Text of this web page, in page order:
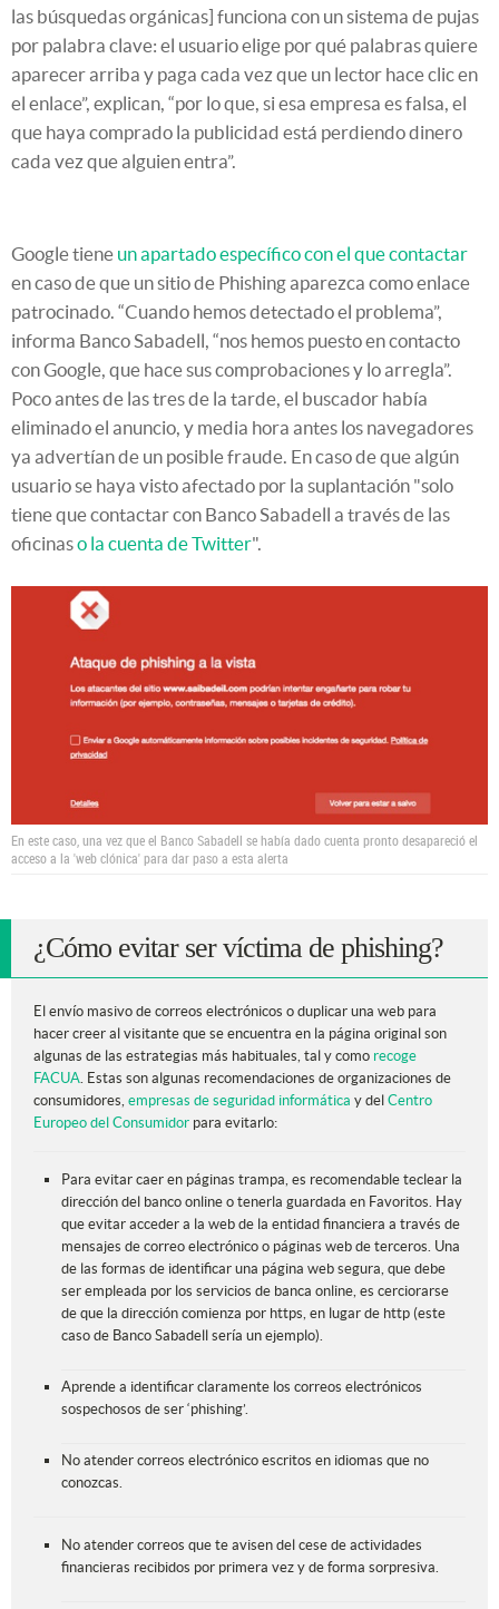
las búsquedas orgánicas] funciona con un sistema de pujas
por palabra clave: el usuario elige por qué palabras quiere
aparecer arriba y paga cada vez que un lector hace clic en
el enlace”, explican, “por lo que, si esa empresa es falsa, el
que haya comprado la publicidad está perdiendo dinero
cada vez que alguien entra”.
Google tiene un apartado específico con el que contactar
en caso de que un sitio de Phishing aparezca como enlace
patrocinado. “Cuando hemos detectado el problema”,
informa Banco Sabadell, “nos hemos puesto en contacto
con Google, que hace sus comprobaciones y lo arregla”.
Poco antes de las tres de la tarde, el buscador había
eliminado el anuncio, y media hora antes los navegadores
ya advertían de un posible fraude. En caso de que algún
usuario se haya visto afectado por la suplantación "solo
tiene que contactar con Banco Sabadell a través de las
oficinaso la cuenta de Twitter".
En este caso, una vez que el Banco Sabadell se había dado cuenta pronto desapareció el
acceso a la 'web clónica' para dar paso a esta alerta
¿Cómo evitar ser víctima de phishing?
El envío masivo de correos electrónicos o duplicar una web para
hacer creer al visitante que se encuentra en la página original son
algunas de las estrategias más habituales, tal y como recoge
FACUA. Estas son algunas recomendaciones de organizaciones de
consumidores, empresas de seguridad informática y del Centro
Europeo del Consumidor para evitarlo:
Para evitar caer en páginas trampa, es recomendable teclear la
dirección del banco online o tenerla guardada en Favoritos. Hay
que evitar acceder a la web de la entidad financiera a través de
mensajes de correo electrónico o páginas web de terceros. Una
de las formas de identificar una página web segura, que debe
ser empleada por los servicios de banca online, es cerciorarse
de que la dirección comienza por https, en lugar de http (este
caso de Banco Sabadell sería un ejemplo).
Aprende a identificar claramente los correos electrónicos
sospechosos de ser ‘phishing’.
No atender correos electrónico escritos en idiomas que no
conozcas.
No atender correos que te avisen del cese de actividades
financieras recibidos por primera vez y de forma sorpresiva.